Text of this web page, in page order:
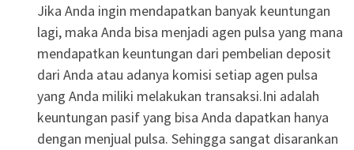
Jika Anda ingin mendapatkan banyak keuntungan
lagi, maka Anda bisa menjadi agen pulsa yang mana
mendapatkan keuntungan dari pembelian deposit
dari Anda atau adanya komisi setiap agen pulsa
yang Anda miliki melakukan transaksi.Ini adalah
keuntungan pasif yang bisa Anda dapatkan hanya
dengan menjual pulsa. Sehingga sangat disarankan